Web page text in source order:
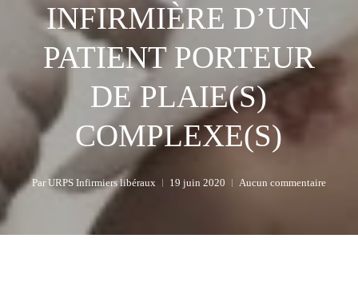
INFIRMIÈRE D’UN
PATIENT PORTEUR
DE PLAIE(S)
COMPLEXE(S)
Par URPS Infirmiers libéraux 19 juin 2020 Aucun commentaire